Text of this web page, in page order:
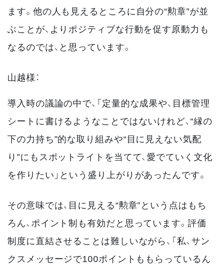
ます。他の人も見えるところに自分の“勲章”が並
ぶことが、よりポジティブな行動を促す原動力も
なるのでは、と思っています。
山越様：
導入時の議論の中で、「定量的な成果や、目標管理
シートに書けるようなことではないけれど、“縁の
下の力持ち”的な取り組みや“目に見えない気配
り”にもスポットライトを当てて、愛でていく文化
を作りたい」という盛り上がりがあったんです。
その意味では、目に見える“勲章”という点はもち
ろん、ポイント制も有効だと思っています。評価
制度に直結させることは難しいながら、「私、サン
クスメッセージで100ポイントももらっているん